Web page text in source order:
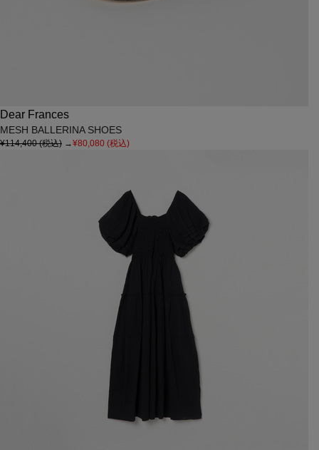
Dear Frances
MESH BALLERINA SHOES
¥114,400(税込) →¥80,080 (税込)